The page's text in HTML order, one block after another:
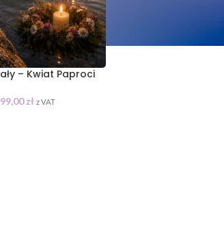
– Kwiat Paproci
zł z VAT